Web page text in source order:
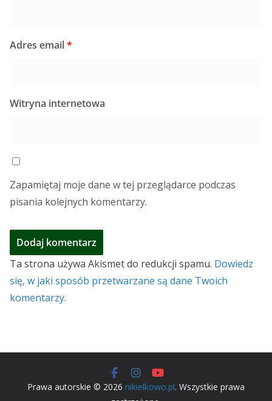
Adres email*
Witryna internetowa
Zapamiętaj moje dane w tej przeglądarce podczas
pisania kolejnych komentarzy.
Ta strona używa Akismet do redukcji spamu. Dowiedz
się, w jaki sposób przetwarzane są dane Twoich
komentarzy.
Prawa autorskie © 2026 nikielkowo.pl. Wszystkie prawa